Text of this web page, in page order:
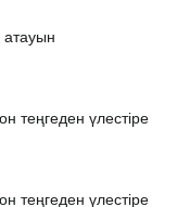
теңгеден үлестіре
теңгеден үлестіре